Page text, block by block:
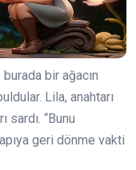
bir ağacın
Lila, anahtarı
sardı. “Bunu
geri dönme vakti